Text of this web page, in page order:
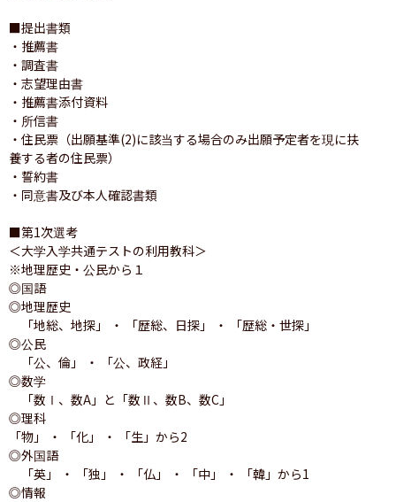
■提出書類
・推薦書
・調査書
・志望理由書
・推薦書添付資料
・所信書
・住民票（出願基準(2)に該当する場合のみ出願予定者を現に扶
養する者の住民票）
・誓約書
・同意書及び本人確認書類
■第1次選考
＜大学入学共通テストの利用教科＞
※地理歴史・公民から１
◎国語
◎地理歴史
「地総、地探」 ・ 「歴総、日探」 ・ 「歴総・世探」
◎公民
「公、倫」 ・ 「公、政経」
◎数学
「数Ⅰ、数A」と「数Ⅱ、数B、数C」
◎理科
「物」 ・ 「化」 ・ 「生」から2
◎外国語
「英」 ・ 「独」 ・ 「仏」 ・ 「中」 ・ 「韓」から1
◎情報